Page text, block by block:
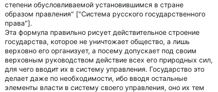
степени обусловливаемой установившимся в стране
образом правления" ["Система русского государственного
права"].
Эта формула правильно рисует действительное строение
государства, которое не уничтожает общество, а лишь
верховно его организует, а посему допускает под своим
верховным руководством действие всех его природных сил,
для чего вводит их в систему управления. Государство это
делает даже по необходимости, ибо вводя остальные
элементы власти в систему своего управления, оно их тем